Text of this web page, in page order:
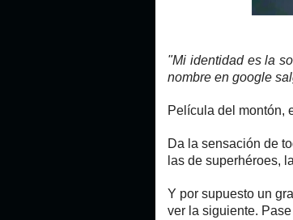
"Mi identidad es la
nombre en google
Película del montón,
Da la sensación de
las de superhéroes,
Y por supuesto un
ver la siguiente.